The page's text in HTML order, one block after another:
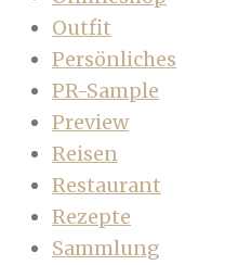
Outfit
Persönliches
PR-Sample
Preview
Reisen
Restaurant
Rezepte
Sammlung